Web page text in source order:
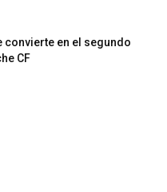
en el segundo
CF